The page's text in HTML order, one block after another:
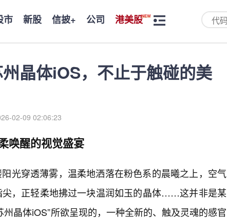
市 新股 信披+ 公司 港美股
晶体iOS，不止于触碰的美
02-09 02:06:23
唤醒的视觉盛宴
光穿透薄雾，温柔地洒落在粉色系的晨曦之上，空气
尖，正轻柔地拂过一块温润如玉的晶体……这并非是某
晶体iOS”所欲呈现的，一种全新的、触及灵魂的感官